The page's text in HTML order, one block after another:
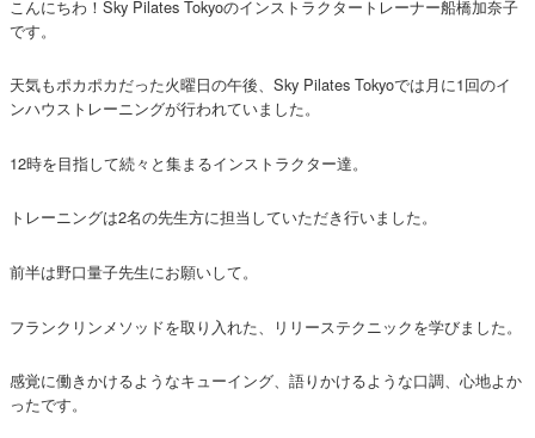
こんにちわ！Sky Pilates Tokyoのインストラクタートレーナー船橋加奈子
です。
天気もポカポカだった火曜日の午後、Sky Pilates Tokyoでは月に1回のイ
ンハウストレーニングが行われていました。
12時を目指して続々と集まるインストラクター達。
トレーニングは2名の先生方に担当していただき行いました。
前半は野口量子先生にお願いして。
フランクリンメソッドを取り入れた、リリーステクニックを学びました。
感覚に働きかけるようなキューイング、語りかけるような口調、心地よか
ったです。